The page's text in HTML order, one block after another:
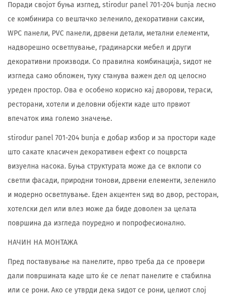
Поради својот буња изглед, stirodur panel 701-204 bunja лесно
се комбинира со вештачко зеленило, декоративни саксии,
WPC панели, PVC панели, дрвени детали, метални елементи,
надворешно осветлување, градинарски мебел и други
декоративни производи. Со правилна комбинација, ѕидот не
изгледа само обложен, туку станува важен дел од целосно
уреден простор. Ова е особено корисно кај дворови, тераси,
ресторани, хотели и деловни објекти каде што првиот
впечаток има големо значење.
stirodur panel 701-204 bunja е добар избор и за простори каде
што сакате класичен декоративен ефект со поцврста
визуелна насока. Буња структурата може да се вклопи со
светли фасади, природни тонови, дрвени елементи, зеленило
и модерно осветлување. Еден акцентен ѕид во двор, ресторан,
хотелски дел или влез може да биде доволен за целата
површина да изгледа поуредно и попрофесионално.
НАЧИН НА МОНТАЖА
Пред поставување на панелите, прво треба да се провери
дали површината каде што ќе се лепат панелите е стабилна
или се рони. Ако се утврди дека ѕидот се рони, целиот слој